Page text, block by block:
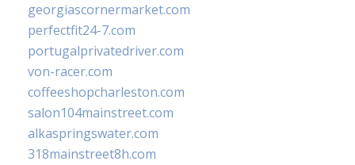
georgiascornermarket.com
perfectfit24-7.com
portugalprivatedriver.com
von-racer.com
coffeeshopcharleston.com
salon104mainstreet.com
alkaspringswater.com
318mainstreet8h.com